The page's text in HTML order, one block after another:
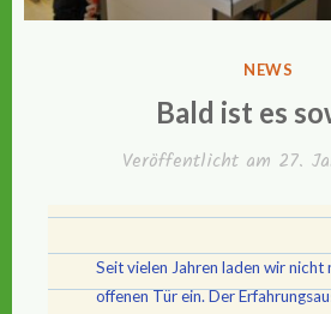
NEWS
Bald ist es
Veröffentlicht am 27.
Seit vielen Jahren laden wir nicht
offenen Tür ein. Der